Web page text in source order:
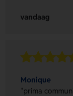
vandaag
Monique
"prima